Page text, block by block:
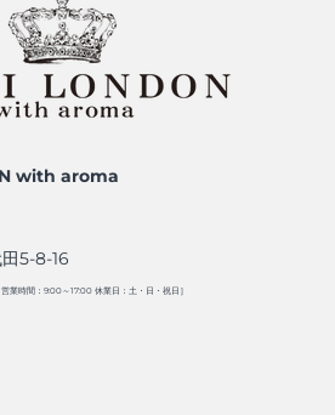
with aroma
5-8-16
営業時間：9:00～17:00 休業日：土・日・祝日］